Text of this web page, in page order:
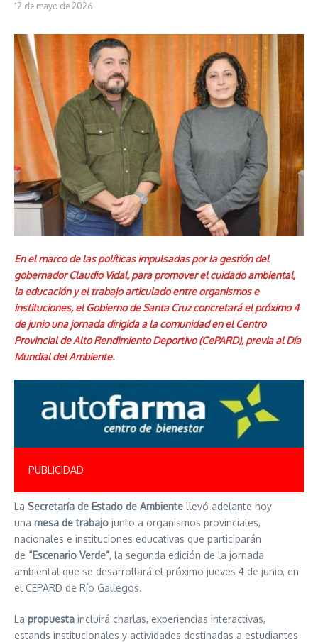
12 de mayo de 2026
En el marco de las políticas impulsadas por la gestión del
gobernador Claudio Vidal, para promover el cuidado ambiental,
la educación y el trabajo articulado entre organismos e
instituciones, el Gobierno de Santa Cruz concretará el próximo 4
de junio una jornada dirigida a la comunidad en el Centro
Provincial de Alto Rendimiento Deportivo (CePARD), previa al Día
Mundial del Ambiente.
PUBLICIDAD
La Secretaría de Estado de Ambiente llevó adelante hoy
una mesa de trabajo junto a organismos provinciales,
nacionales e instituciones educativas que participarán
de “Escenario Verde”, la segunda edición de la jornada
ambiental que se desarrollará el próximo jueves 4 de junio, en
el CEPARD de Río Gallegos.
La propuesta incluirá charlas, experiencias interactivas,
estands institucionales y actividades destinadas a estudiantes